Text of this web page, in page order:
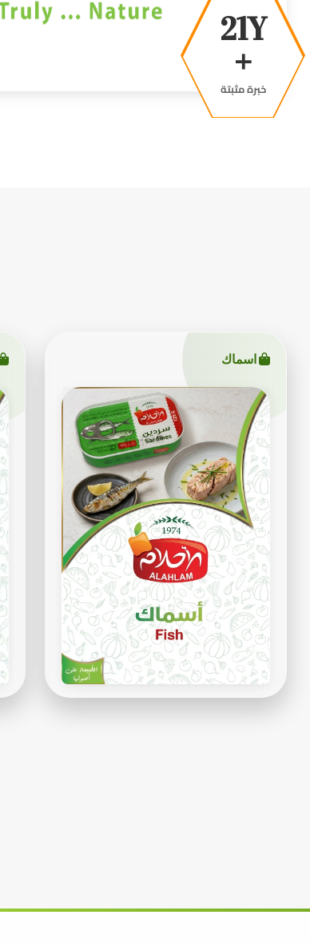
39Y
+
خبرة مثبتة
اسماك